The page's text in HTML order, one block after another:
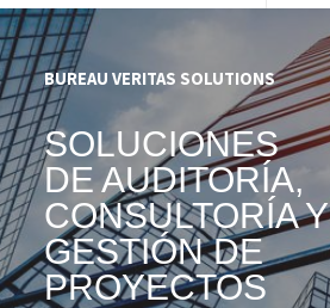
BUREAU VERITAS SOLUTIONS
SOLUCIONES
DE AUDITORÍA,
CONSULTORÍA Y
GESTIÓN DE
PROYECTOS